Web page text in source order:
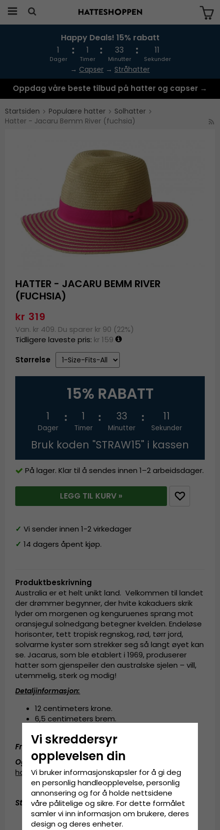
Produktet har blitt lagt til i handlekurven
Happy Deals! 15% rabatt
1
Dager
1
Timer
33
Minutter
11
Sekunder
→ Capser → Stråhatter
Oppdag våre beste tilbud på hatter og capser →
Startsiden Populære hatter
Solhatter
Hatter - Jacaru Bemm River (fuchsia)
HATTER - JACARU BEMM RIVER
(FUCHSIA)
kr 319
Van. kr 409. Du sparer kr 90 (22%)
Tidligere laveste pris: kr 159
Størrelse
15% RABATT
1
Dager
1
Timer
33
Minutter
11
Sekunder
Bruk koden "STRAW15" i kassen
På lager. Klar til å sendes innen 1–2 arbeidsdager.
LEGG TIL KURV »
✓ Vi sender innen 1-2 virkedager
✓ 14 dagers åpent kjøp.
Produktbeskrivning
Australia er et helt unikt land. Velkommen til landet
der drømmer begynner, der hvite kakaduers skrik
lyder om morgenen og kenguruenes sprang mot
oransjegul solnedgang betegner kvelden. Endeløse
horisonter, tett tropisk regnskog, rød, tørr jord,
solvarme kyster som strekker seg så langt øyet kan
se. Jacarus, som ble etablert i 1969, produserer
hatter som gjenspeiler den australske sjelen – vill,
utemmelig, sterk og modig!
Detaljinformasjon:
12 centimeters krone.
6,5 centimeters brem.
Fremstiltav: 100 prosentpapirstrå.
Også kjent som (AKA): stråhatt
hatt,fedora hat,solhatt
Størrelsesinformasjon:1-size-fits-all
Vi skreddersyr
opplevelsen din
Vi bruker informasjonskapsler for å gi deg
en personlig handleopplevelse, personlig
annonsering og for å holde nettsidene
våre pålitelige og sikre. For dette formålet
samler vi inn informasjon om brukere, deres
design og deres enheter.